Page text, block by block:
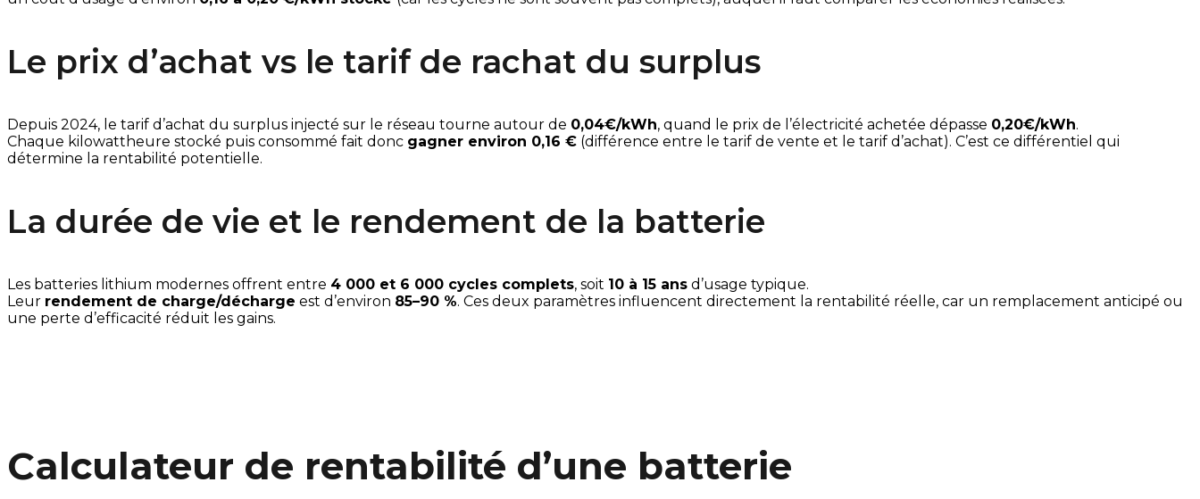
Le prix d’achat vs le tarif de rachat du surplus
Depuis 2024, le tarif d’achat du surplus injecté sur le réseau tourne autour de 0,04€/kWh, quand le prix de l’électricité achetée dépasse 0,20€/kWh.
Chaque kilowattheure stocké puis consommé fait donc gagner environ 0,16 € (différence entre le tarif de vente et le tarif d’achat). C’est ce différentiel qui
détermine la rentabilité potentielle.
La durée de vie et le rendement de la batterie
Les batteries lithium modernes offrent entre 4 000 et 6 000 cycles complets, soit 10 à 15 ans d’usage typique.
Leur rendement de charge/décharge est d’environ 85–90 %. Ces deux paramètres influencent directement la rentabilité réelle, car un remplacement anticipé ou
une perte d’efficacité réduit les gains.
Calculateur de rentabilité d’une batterie